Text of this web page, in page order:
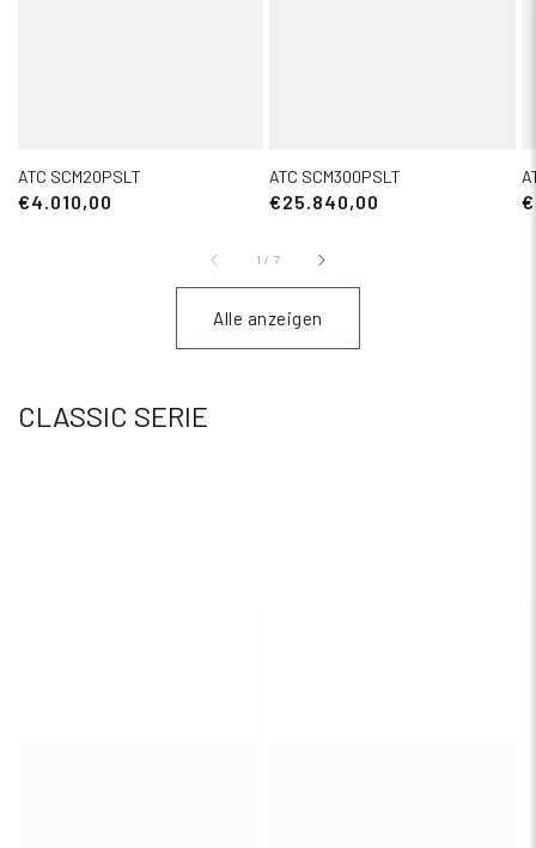
ATC SCM20PSLT
€4.010,00
ATC SCM300PSLT
€25.840,00
1 / 7
Alle anzeigen
CLASSIC SERIE